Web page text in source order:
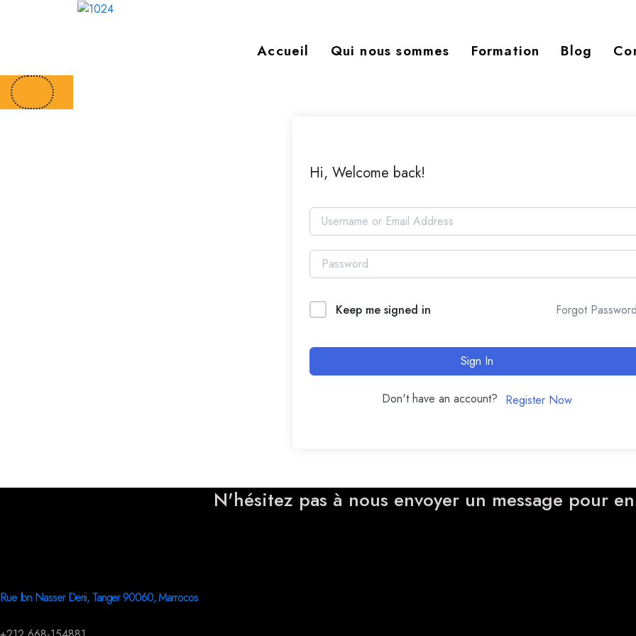
Accueil Qui nous sommes Formation Blog
Hi, Welcome back!
Keep me signed in Forgot
Sign In
Don't have an account? Register Now
N'hésitez pas à nous envoyer un message pour
Rue Ibn Nasser Derii, Tanger 90060, Marrocos